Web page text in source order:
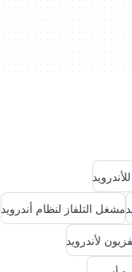
مشغل التلفاز لنظام أندرويد
لأندرويد